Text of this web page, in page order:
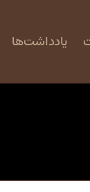
یادداشت‌ها